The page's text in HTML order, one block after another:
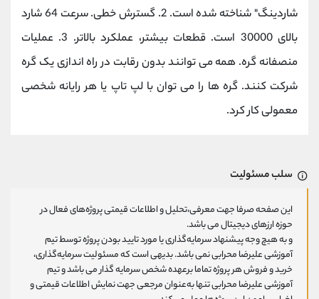
شاردینگ" شناخته شده است. 2. گسترش خطی. سرعت 64 شارد
بالای 30000 است. قطعات بیشتر، عملکرد بالاتر. 3. عملیات
منصفانه گره. همه می توانند بدون رقابت در راه اندازی یک گره
شرکت کنند. گره ها را می توان با لپ تاپ یا هر رایانه شخصی
معمولی کار کرد.
سلب مسئولیت
این صفحه صرفا جهت معرفی،تحلیل و اطلاعات قیمتی پروژه‌های فعال در
حوزه ارزهای دیجیتال می باشد.
و به هیچ وجه پیشنهاد سرمایه‌گذاری یا مورد تایید بودن پروژه توسط تیم
آموزشی علیرضا محرابی نمی باشد. بدیهی است که مسئولیت سرمایه‌گذاری،
خرید و فروش هر پروژه تماما برعهده شخص سرمایه گذار می باشد و تیم
آموزشی علیرضا محرابی تنها به‌عنوان مرجعی جهت نمایش اطلاعات قیمتی و